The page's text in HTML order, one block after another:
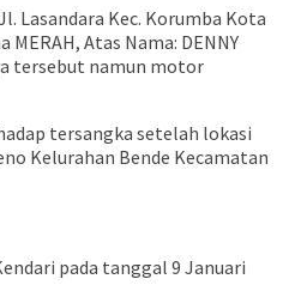
Lasandara Kec. Korumba Kota
Atas Nama: DENNY
tersebut namun motor
tersangka setelah lokasi
Kelurahan Bende Kecamatan
pada tanggal 9 Januari